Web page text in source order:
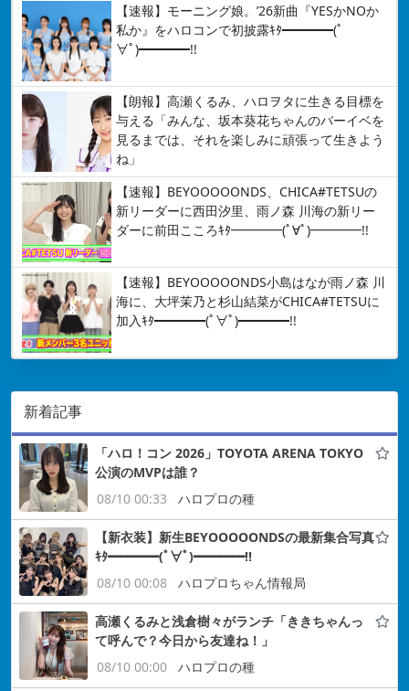
【速報】モーニング娘。’26新曲『YESかNOか
私か』をハロコンで初披露ｷﾀ━━━━(ﾟ
∀ﾟ)━━━━!!
【朗報】高瀬くるみ、ハロヲタに生きる目標を
与える「みんな、坂本葵花ちゃんのバーイベを
見るまでは、それを楽しみに頑張って生きよう
ね」
【速報】BEYOOOOONDS、CHICA#TETSUの
新リーダーに西田汐里、雨ノ森 川海の新リー
ダーに前田こころｷﾀ━━━━(ﾟ∀ﾟ)━━━━!!
【速報】BEYOOOOONDS小島はなが雨ノ森 川
海に、大坪茉乃と杉山結菜がCHICA#TETSUに
加入ｷﾀ━━━━(ﾟ∀ﾟ)━━━━!!
新着記事
「ハロ！コン 2026」TOYOTA ARENA TOKYO
公演のMVPは誰？
08/10 00:33
ハロプロの種
【新衣装】新生BEYOOOOONDSの最新集合写真
ｷﾀ━━━━(ﾟ∀ﾟ)━━━━!!
08/10 00:08
ハロプロちゃん情報局
高瀬くるみと浅倉樹々がランチ「ききちゃんっ
て呼んで？今日から友達ね！」
08/10 00:00
ハロプロの種